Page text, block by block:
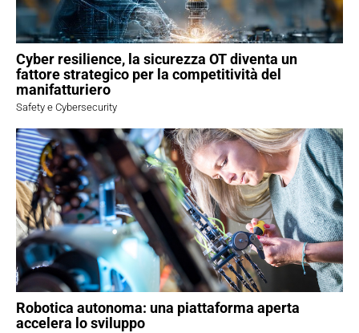
Cyber resilience, la sicurezza OT diventa un
fattore strategico per la competitività del
manifatturiero
Safety e Cybersecurity
Robotica autonoma: una piattaforma aperta
accelera lo sviluppo